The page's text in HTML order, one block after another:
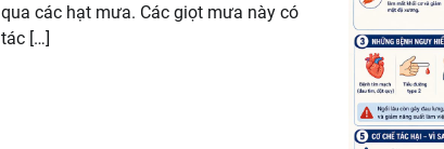
qua các hạt mưa. Các giọt mưa này có
tác […]